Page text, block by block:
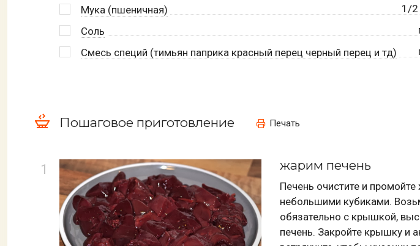
Мука (пшеничная)
1/2
Соль
Смесь специй (тимьян паприка красный перец черный перец и тд)
Пошаговое приготовление Печать
жарим печень
Печень очистите и
небольшими кубиками.
обязательно с крышкой,
печень. Закройте крышку и